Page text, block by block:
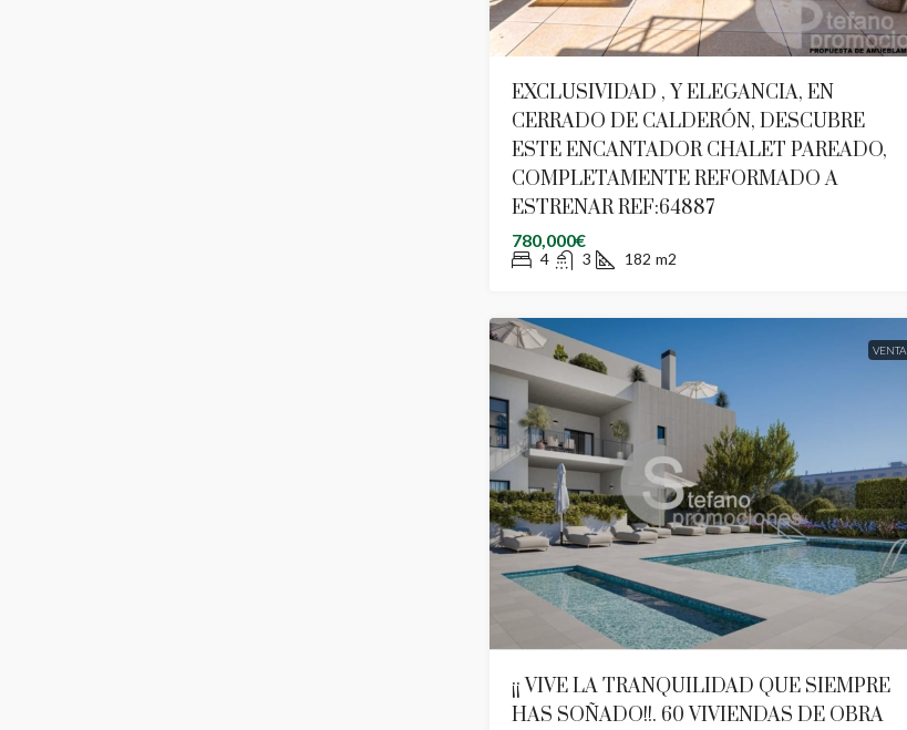
EXCLUSIVIDAD , Y ELEGANCIA, EN
CERRADO DE CALDERÓN, DESCUBRE
ESTE ENCANTADOR CHALET PAREADO,
COMPLETAMENTE REFORMADO A
ESTRENAR REF:64887
780,000€
4 3 182 m2
VENTA
¡¡ VIVE LA TRANQUILIDAD QUE SIEMPRE
HAS SOÑADO!!. 60 VIVIENDAS DE OBRA